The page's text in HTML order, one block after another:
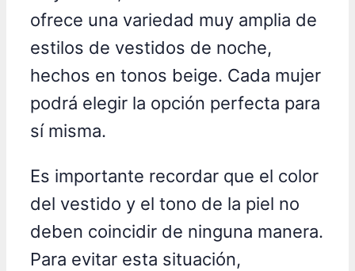
ofrece una variedad muy amplia de
estilos de vestidos de noche,
hechos en tonos beige. Cada mujer
podrá elegir la opción perfecta para
sí misma.
Es importante recordar que el color
del vestido y el tono de la piel no
deben coincidir de ninguna manera.
Para evitar esta situación,